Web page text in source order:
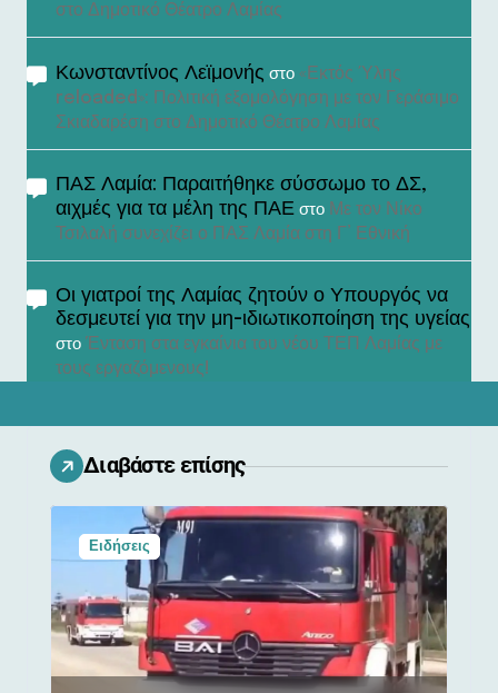
στο Δημοτικό Θέατρο Λαμίας
Κωνσταντίνος Λεϊμονής στο «Εκτός Ύλης
reloaded»: Πολιτική εξομολόγηση με τον Γεράσιμο
Σκιαδαρέση στο Δημοτικό Θέατρο Λαμίας
ΠΑΣ Λαμία: Παραιτήθηκε σύσσωμο το ΔΣ,
αιχμές για τα μέλη της ΠΑΕ στο Με τον Νίκο
Τσιλαλή συνεχίζει ο ΠΑΣ Λαμία στη Γ’ Εθνική
Οι γιατροί της Λαμίας ζητούν ο Υπουργός να
δεσμευτεί για την μη-ιδιωτικοποίηση της υγείας
στο Ένταση στα εγκαίνια του νέου ΤΕΠ Λαμίας με
τους εργαζόμενους!
Διαβάστε επίσης
Ειδήσεις